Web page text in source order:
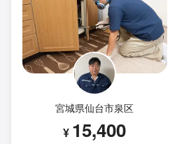
宮城県仙台市泉区
¥ 15,400